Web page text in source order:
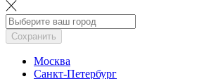
Сохранить
Москва
Санкт-Петербург